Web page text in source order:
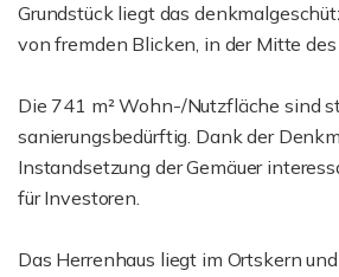
Grundstück liegt das
von fremden Blicken, in der Mitte des
Die 741 m² Wohn-/Nutzfläche sind
sanierungsbedürftig. Dank der
Instandsetzung der Gemäuer
für Investoren.
Das Herrenhaus liegt im Ortskern